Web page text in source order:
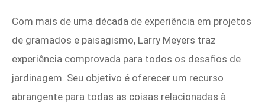
Com mais de uma década de experiência em projetos
de gramados e paisagismo, Larry Meyers traz
experiência comprovada para todos os desafios de
jardinagem. Seu objetivo é oferecer um recurso
abrangente para todas as coisas relacionadas à